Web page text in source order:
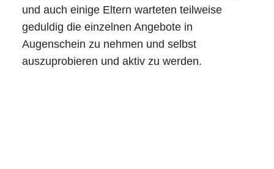
und auch einige Eltern warteten teilweise
geduldig die einzelnen Angebote in
Augenschein zu nehmen und selbst
auszuprobieren und aktiv zu werden.